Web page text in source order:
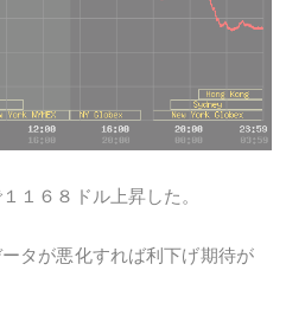
１６８ドル上昇した。
タが悪化すれば利下げ期待が